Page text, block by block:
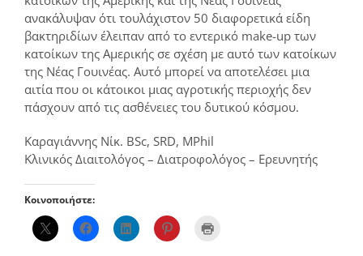
ανακάλυψαν ότι τουλάχιστον 50 διαφορετικά είδη
βακτηριδίων έλειπαν από το εντερικό make-up των
κατοίκων της Αμερικής σε σχέση με αυτό των κατοίκων
της Νέας Γουινέας. Αυτό μπορεί να αποτελέσει μια
αιτία που οι κάτοικοι μιας αγροτικής περιοχής δεν
πάσχουν από τις ασθένειες του δυτικού κόσμου.
Καραγιάννης Νίκ. BSc, SRD, MPhil
Κλινικός Διαιτολόγος – Διατροφολόγος – Ερευνητής
Κοινοποιήστε: